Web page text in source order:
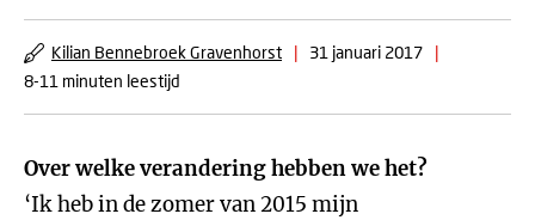
Kilian Bennebroek Gravenhorst | 31 januari 2017
|
8-11 minuten leestijd
Over welke verandering hebben we het?
‘Ik heb in de zomer van 2015 mijn